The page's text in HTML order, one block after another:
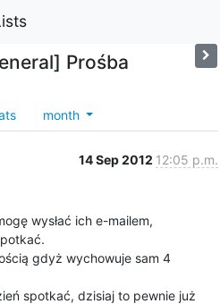
Prośba
month
14 Sep 2012 12:05 p.m.
wysłać ich e-mailem,
gdyż wychowuje sam 4
spotkać, dzisiaj to pewnie już